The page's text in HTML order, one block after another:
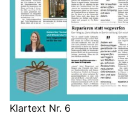
Klartext Nr. 6